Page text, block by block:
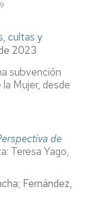
cultas y
2023
subvención
Mujer, desde
de
Teresa Yago,
Fernández,